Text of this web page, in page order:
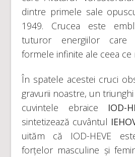
dintre primele sale
1949. Crucea este
tuturor energiilor care
formele infinite ale ceea ce
În spatele acestei cruci
gravurii noastre, un
cuvintele ebraice IOD-
sintetizează cuvântul
uităm că IOD-HEVE
forțelor masculine și